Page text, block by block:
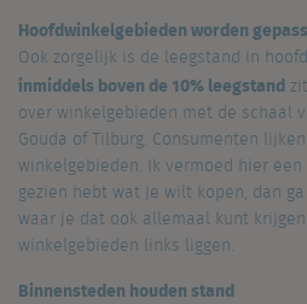
Hoofdwinkelgebieden worden
Ook zorgelijk is de leegstand in
inmiddels boven de 10% leegstand
over winkelgebieden met de schaal
Gouda of Tilburg. Consumenten
winkelgebieden. Ik vermoed hier
gezien hebt wat je wilt kopen, dan
waar je dat ook allemaal kunt
winkelgebieden links liggen.
Binnensteden houden stand